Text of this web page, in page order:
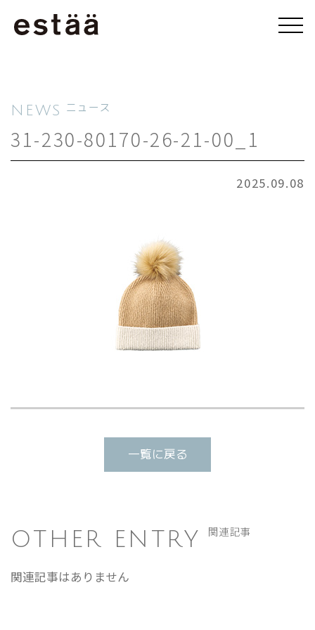
NEWS ニュース
31-230-80170-26-21-00_1
2025.09.08
一覧に戻る
OTHER ENTRY 関連記事
関連記事はありません